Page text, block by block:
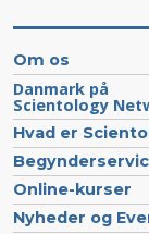
Om os
Danmark på
Scientology
Hvad er
Online-kurser
Nyheder og